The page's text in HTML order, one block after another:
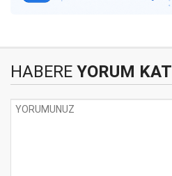
HABERE YORUM KAT